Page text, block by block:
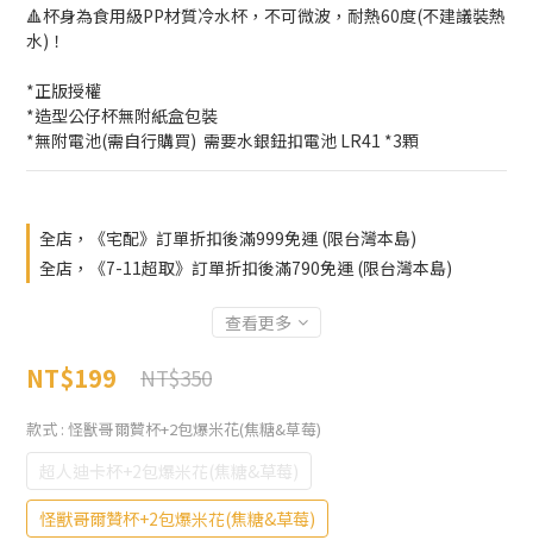
🔺杯身為食用級PP材質冷水杯，不可微波，耐熱60度(不建議裝熱
水)！
*正版授權
*造型公仔杯無附紙盒包裝
*無附電池(需自行購買)  需要水銀鈕扣電池 LR41 *3顆
全店，《宅配》訂單折扣後滿999免運 (限台灣本島)
全店，《7-11超取》訂單折扣後滿790免運 (限台灣本島)
查看更多
NT$199 NT$350
款式 : 怪獸哥爾贊杯+2包爆米花(焦糖&草莓)
超人迪卡杯+2包爆米花(焦糖&草莓)
怪獸哥爾贊杯+2包爆米花(焦糖&草莓)